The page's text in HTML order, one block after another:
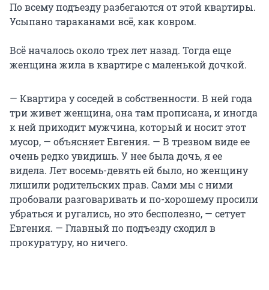
По всему подъезду разбегаются от этой квартиры.
Усыпано тараканами всё, как ковром.
Всё началось около трех лет назад. Тогда еще
женщина жила в квартире с маленькой дочкой.
— Квартира у соседей в собственности. В ней года
три живет женщина, она там прописана, и иногда
к ней приходит мужчина, который и носит этот
мусор, — объясняет Евгения. — В трезвом виде ее
очень редко увидишь. У нее была дочь, я ее
видела. Лет восемь-девять ей было, но женщину
лишили родительских прав. Сами мы с ними
пробовали разговаривать и по-хорошему просили
убраться и ругались, но это бесполезно, — сетует
Евгения. — Главный по подъезду сходил в
прокуратуру, но ничего.